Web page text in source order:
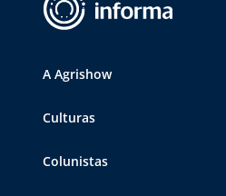
A Agrishow
Culturas
Colunistas